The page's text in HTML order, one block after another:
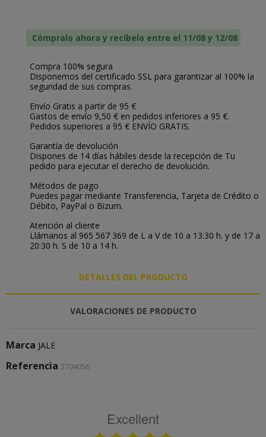
Cómpralo ahora y recíbelo entre el 11/08 y 12/08
Compra 100% segura
Disponemos del certificado SSL para garantizar al 100% la
seguridad de sus compras.
Envío Gratis a partir de 95 €
Gastos de envío 9,50 € en pedidos inferiores a 95 €.
Pedidos superiores a 95 € ENVÍO GRATIS.
Garantía de devolución
Dispones de 14 días hábiles desde la recepción de Tu
pedido para ejecutar el derecho de devolución.
Métodos de pago
Puedes pagar mediante Transferencia, Tarjeta de Crédito o
Débito, PayPal o Bizum.
Atención al cliente
Llámanos al 965 567 369 de L a V de 10 a 13:30 h. y de 17 a
20:30 h. S de 10 a 14 h.
DETALLES DEL PRODUCTO
VALORACIONES DE PRODUCTO
Marca JALE
Referencia 3704056
Excellent